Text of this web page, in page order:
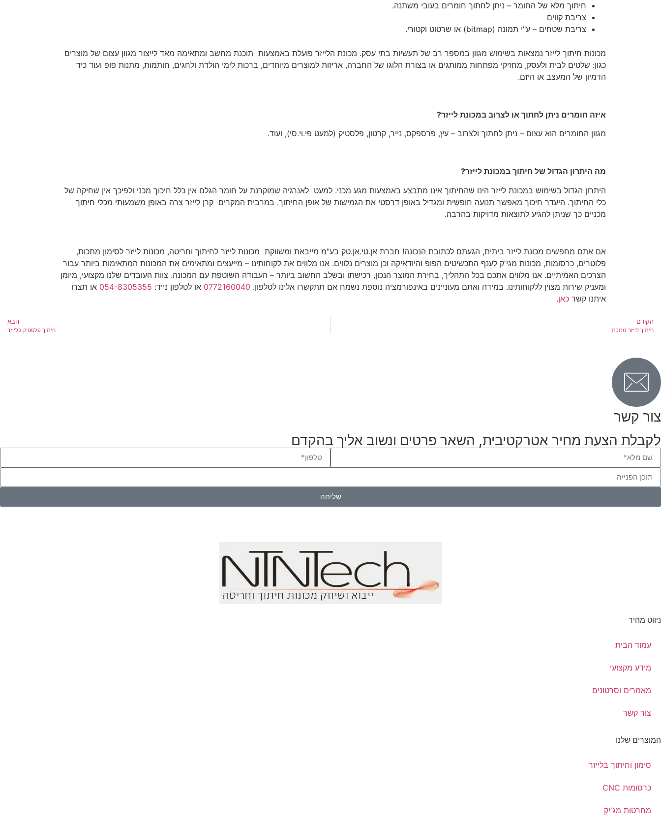
חיתוך מלא של החומר – ניתן לחתוך חומרים בעובי משתנה.
צריבת קווים
צריבת שטחים – ע"י תמונה (bitmap) או שרטוט וקטורי.
מכונות חיתוך לייזר נמצאות בשימוש מגוון במספר רב של תעשיות בתי עסק. מכונת הלייזר פועלת באמצעות תוכנת מחשב ומתאימה מאד לייצור מגוון עצום של מוצרים
כגון: שלטים לבית ולעסק, מחזיקי מפתחות ממותגים או בצורת הלוגו של החברה, אריזות למוצרים מיוחדים, ברכות לימי הולדת ולחגים, חותמות, מתנות פופ ועוד כיד
הדמיון של המעצב או היזם.
איזה חומרים ניתן לחתוך או לצרוב במכונת לייזר?
מגוון החומרים הוא עצום – ניתן לחתוך ולצרוב – עץ, פרספקס, נייר, קרטון, פלסטיק (למעט פי.וי.סי), ועוד.
מה היתרון הגדול של חיתוך במכונת לייזר?
היתרון הגדול בשימוש במכונת לייזר הינו שהחיתוך אינו מתבצע באמצעות מגע מכני. למעט לאנרגיה שמוקרנת על חומר הגלם אין כלל חיכוך מכני ולפיכך אין שחיקה של
כלי החיתוך. היעדר חיכוך מאפשר תנועה חופשית ומגדיל באופן דרסטי את הגמישות של אופן החיתוך. במרבית המקרים קרן לייזר צרה באופן משמעותי מכלי חיתוך
מכניים כך שניתן להגיע לתוצאות מדויקות בהרבה.
אם אתם מחפשים מכונת לייזר ביתית, הגעתם לכתובת הנכונה! חברת אן.טי.אן.טק בע"מ מייבאת ומשווקת מכונות לייזר לחיתוך וחריטה, מכונות לייזר לסימון מתכות,
פלוטרים, כרסומות, מכונות מגי'ק לענף התכשיטים הפופ והיודאיקה וכן מוצרים נלווים. אנו מלווים את לקוחותינו – מייעצים ומתאימים את המכונות המתאימות ביותר עבור
הצרכים האמיתיים. אנו מלווים אתכם בכל התהליך, בחירת המוצר הנכון, רכישתו ובשלב החשוב ביותר – העבודה השוטפת עם המכונה. צוות העובדים שלנו מקצועי, מיומן
ומעניק שירות מצוין ללקוחותינו. במידה ואתם מעוניינים באינפורמציה נוספת נשמח אם תתקשרו אלינו לטלפון: 0772160040 או לטלפון נייד: 054-8305355 או תצרו
איתנו קשר כאן.
הקודם
חיתוך לייזר מתכת
הבא
חיתוך פלסטיק בלייזר
צור קשר
לקבלת הצעת מחיר אטרקטיבית, השאר פרטים ונשוב אליך בהקדם
שליחה
ניווט מהיר
עמוד הבית
מידע מקצועי
מאמרים וסרטונים
צור קשר
המוצרים שלנו
סימון וחיתוך בלייזר
כרסומות CNC
מחרטות מג'יק